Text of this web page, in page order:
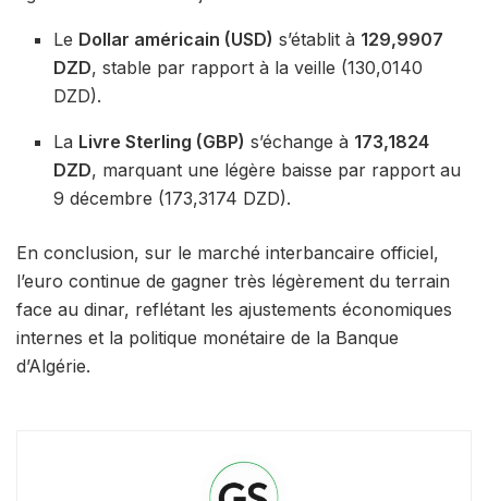
Le Dollar américain (USD) s’établit à 129,9907
DZD, stable par rapport à la veille (130,0140
DZD).
La Livre Sterling (GBP) s’échange à 173,1824
DZD, marquant une légère baisse par rapport au
9 décembre (173,3174 DZD).
En conclusion, sur le marché interbancaire officiel,
l’euro continue de gagner très légèrement du terrain
face au dinar, reflétant les ajustements économiques
internes et la politique monétaire de la Banque
d’Algérie.